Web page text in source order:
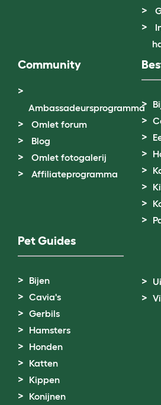
Community
Ambassadeursprogramma
Omlet forum
Blog
Omlet fotogalerij
Affiliateprogramma
Pet Guides
Bijen
Cavia's
Gerbils
Hamsters
Honden
Katten
Kippen
Konijnen